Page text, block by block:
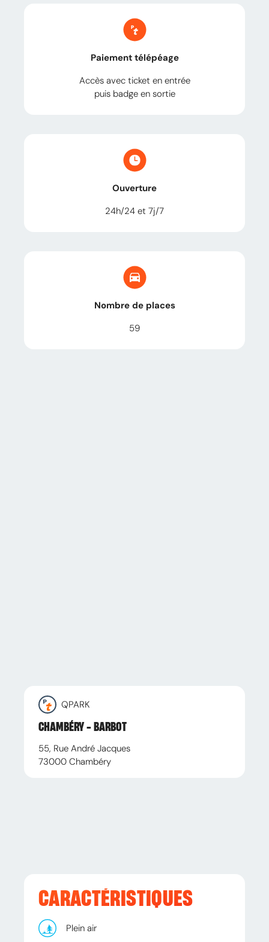
Paiement télépéage
Accès avec ticket en entrée
puis badge en sortie
Ouverture
24h/24 et 7j/7
Nombre de places
59
QPARK
CHAMBÉRY - BARBOT
55, Rue André Jacques
73000 Chambéry
CARACTÉRISTIQUES
Plein air